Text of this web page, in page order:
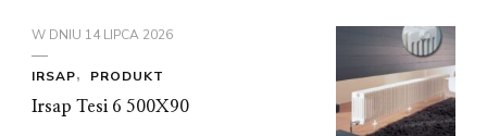
W DNIU 14 LIPCA 2026
IRSAP
PRODUKT
Irsap Tesi 6 500X90